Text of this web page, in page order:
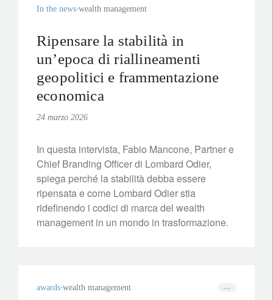
In the news wealth management
Ripensare la stabilità in
un’epoca di riallineamenti
geopolitici e frammentazione
economica
24 marzo 2026
In questa intervista, Fabio Mancone, Partner e
Chief Branding Officer di Lombard Odier,
spiega perché la stabilità debba essere
ripensata e come Lombard Odier stia
ridefinendo i codici di marca del wealth
management in un mondo in trasformazione.
awards wealth management